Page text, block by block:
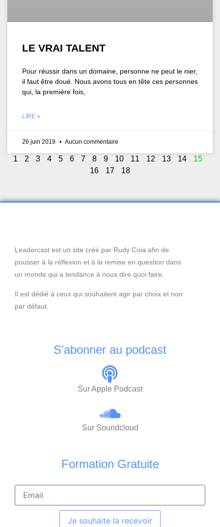
LE VRAI TALENT
Pour réussir dans un domaine, personne ne peut le nier,
il faut être doué. Nous avons tous en tête ces personnes
qui, la première fois,
LIRE »
26 juin 2019 Aucun commentaire
1 2 3 4 5 6 7 8 9 10 11 12 13 14
15
16
17 18
Leadercast est un site créé par Rudy Coia afin de
pousser à la réflexion et à la remise en question dans
un monde qui a tendance à nous dire quoi faire.
Il est dédié à ceux qui souhaitent agir par choix et non
par défaut.
S'abonner au podcast
Sur Apple Podcast
Sur Soundcloud
Formation Gratuite
Je souhaite la recevoir